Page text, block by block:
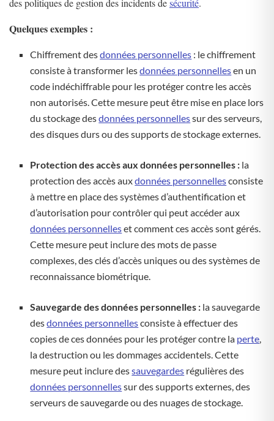
des politiques de gestion des incidents desécurité.
Quelques exemples :
Chiffrement desdonnées personnelles : le chiffrement
consiste à transformer lesdonnées personnellesen un
code indéchiffrable pour les protéger contre les accès
non autorisés. Cette mesure peut être mise en place lors
du stockage desdonnées personnellessur des serveurs,
des disques durs ou des supports de stockage externes.
Protection des accès aux données personnelles : la
protection des accès auxdonnées personnellesconsiste
à mettre en place des systèmes d’authentification et
d’autorisation pour contrôler qui peut accéder aux
données personnelleset comment ces accès sont gérés.
Cette mesure peut inclure des mots de passe
complexes, des clés d’accès uniques ou des systèmes de
reconnaissance biométrique.
Sauvegarde des données personnelles : la sauvegarde
desdonnées personnellesconsiste à effectuer des
copies de ces données pour les protéger contre la perte,
la destruction ou les dommages accidentels. Cette
mesure peut inclure dessauvegardes régulières des
données personnellessur des supports externes, des
serveurs de sauvegarde ou des nuages de stockage.